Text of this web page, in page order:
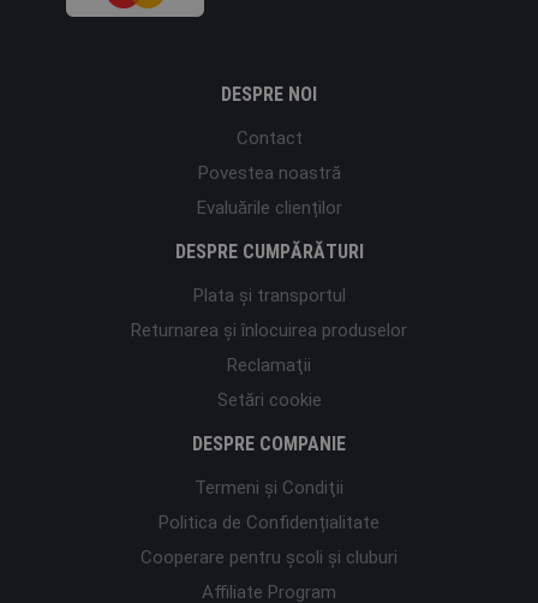
DESPRE NOI
Contact
Povestea noastră
Evaluările clienților
DESPRE CUMPĂRĂTURI
Plata şi transportul
Returnarea și înlocuirea produselor
Reclamaţii
Setări cookie
DESPRE COMPANIE
Termeni şi Condiţii
Politica de Confidențialitate
Cooperare pentru școli și cluburi
Affiliate Program